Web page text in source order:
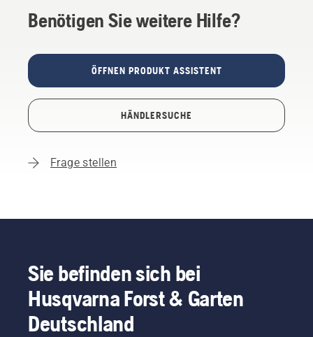
Benötigen Sie weitere Hilfe?
ÖFFNEN PRODUKT ASSISTENT
HÄNDLERSUCHE
Frage stellen
Sie befinden sich bei
Husqvarna Forst & Garten
Deutschland